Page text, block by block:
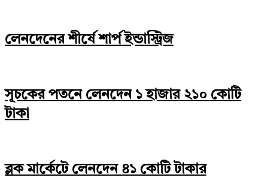
লেনদেনের শীর্ষে শার্প ইন্ডাস্ট্রিজ
সূচকের পতনে লেনদেন ১ হাজার ২১০ কোটি
টাকা
ব্লক মার্কেটে লেনদেন ৪১ কোটি টাকার